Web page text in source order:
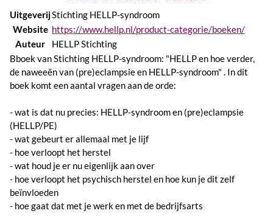
UitgeverijStichting HELLP-syndroom
Website https://www.hellp.nl/product-categorie/boeken/
Auteur
HELLP Stichting
Bboek van Stichting HELLP-syndroom: "HELLP en hoe verder,
de naweeën van (pre)eclampsie en HELLP-syndroom" . In dit
boek komt een aantal vragen aan de orde:
- wat is dat nu precies: HELLP-syndroom en (pre)eclampsie
(HELLP/PE)
- wat gebeurt er allemaal met je lijf
- hoe verloopt het herstel
- wat houd je er nu eigenlijk aan over
- hoe verloopt het psychisch herstel en hoe kun je dit zelf
beïnvloeden
- hoe gaat dat met je werk en met de bedrijfsarts